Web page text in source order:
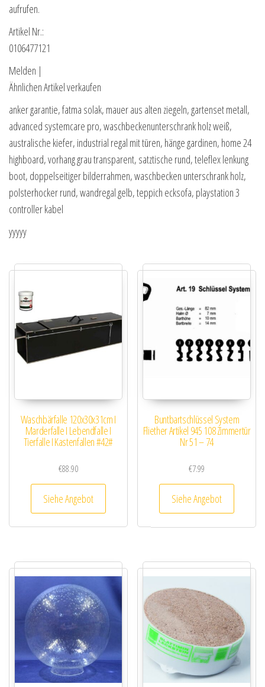
aufrufen.
Artikel Nr.:
0106477121
Melden |
Ähnlichen Artikel verkaufen
anker garantie, fatma solak, mauer aus alten ziegeln, gartenset metall,
advanced systemcare pro, waschbeckenunterschrank holz weiß,
australische kiefer, industrial regal mit türen, hänge gardinen, home 24
highboard, vorhang grau transparent, satztische rund, teleflex lenkung
boot, doppelseitiger bilderrahmen, waschbecken unterschrank holz,
polsterhocker rund, wandregal gelb, teppich ecksofa, playstation 3
controller kabel
yyyyy
Waschbärfalle 120x30x31cm I
Marderfalle I Lebendfalle I
Tierfalle I Kastenfallen #42#
€88.90
Siehe Angebot
Buntbartschlüssel System
Fliether Artikel 945 108 Zimmertür
Nr 51 – 74
€7.99
Siehe Angebot